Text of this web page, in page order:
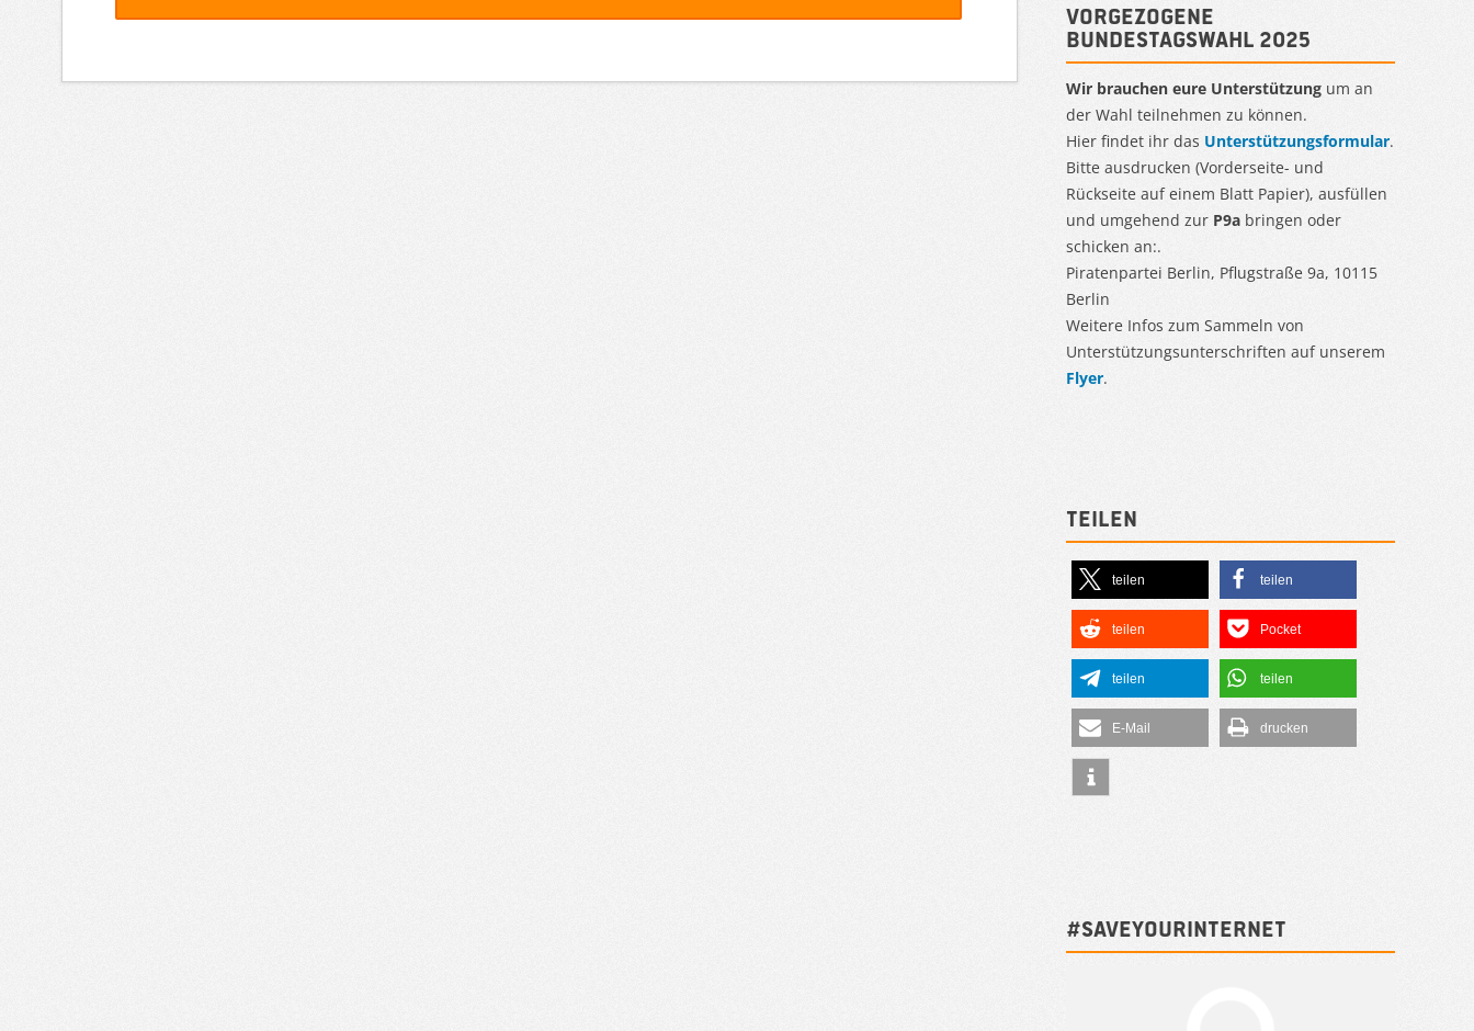
Vorgezogene
Bundestagswahl 2025
Wir brauchen eure Unterstützung um an
der Wahl teilnehmen zu können.
Hier findet ihr das Unterstützungsformular.
Bitte ausdrucken (Vorderseite- und
Rückseite auf einem Blatt Papier), ausfüllen
und umgehend zur P9a bringen oder
schicken an:.
Piratenpartei Berlin, Pflugstraße 9a, 10115
Berlin
Weitere Infos zum Sammeln von
Unterstützungsunterschriften auf unserem
Flyer.
Teilen
teilen teilen
teilen Pocket
teilen teilen
E-Mail drucken
#SAVEYOURINTERNET